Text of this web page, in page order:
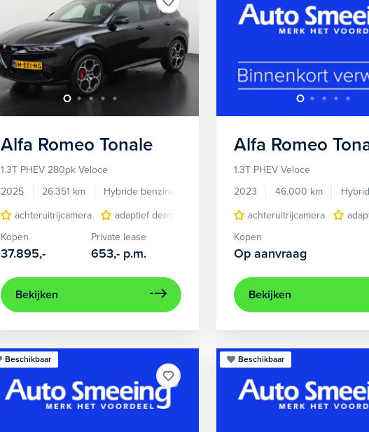
Alfa Romeo Tonale
1.3T PHEV 280pk Veloce
2025
26.351 km Hybride benzine
Automaat
achteruitrijcamera
adaptief demping systeem audio installatie premium
Kopen
37.895,-
Private lease
653,- p.m.
Bekijken
Alfa Romeo
1.3T PHEV Veloce
2023
46.000 km
achteruitrijcamera
Kopen
Op aanvraag
Bekijken
Beschikbaar Beschikbaar